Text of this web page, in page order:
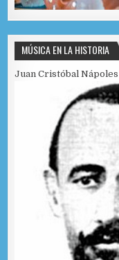
MÚSICA EN LA HISTORIA
Juan Cristóbal